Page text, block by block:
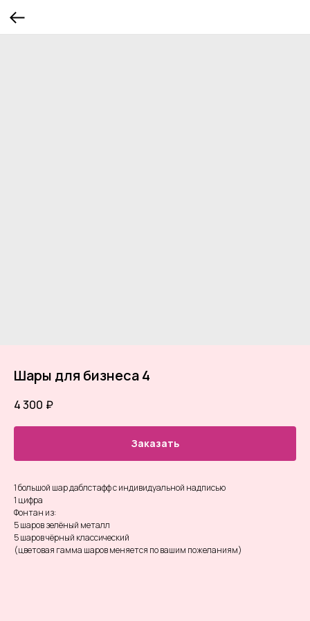
Шары для бизнеса 4
4 300 ₽
Заказать
1 большой шар даблстафф с индивидуальной надписью
1 цифра
Фонтан из:
5 шаров зелёный металл
5 шаров чёрный классический
(цветовая гамма шаров меняется по вашим пожеланиям)